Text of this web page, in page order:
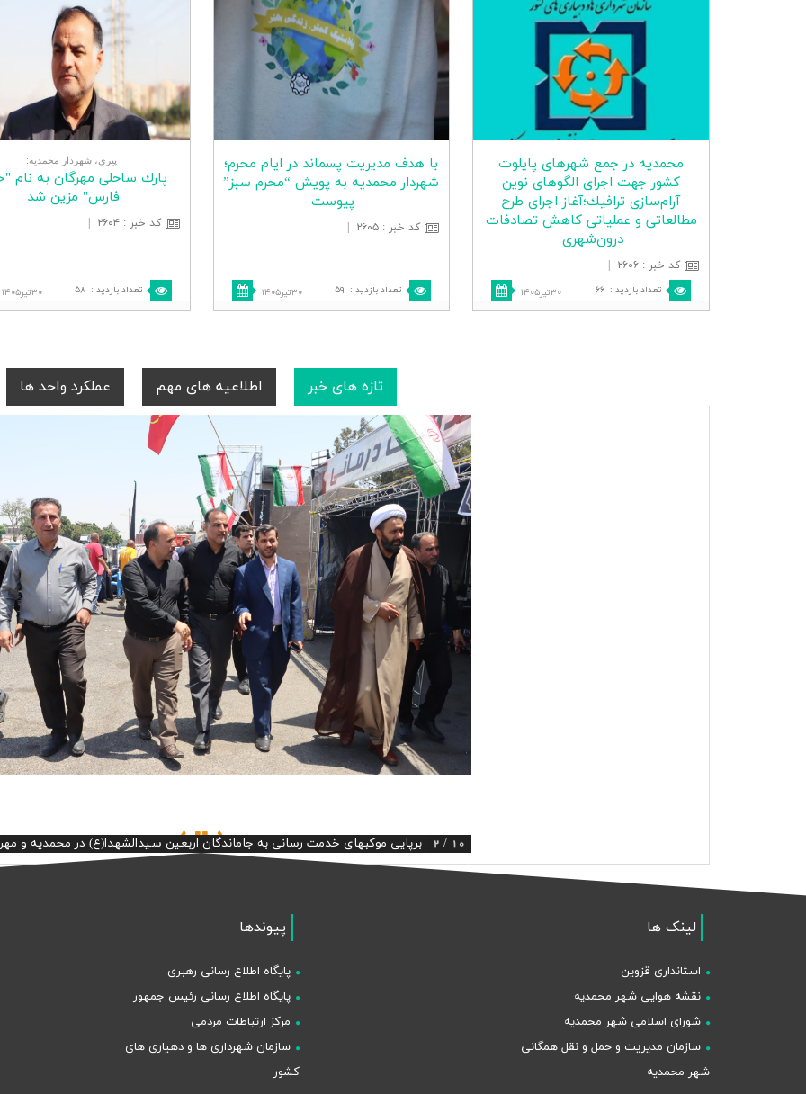
۳۰تیر۱۴۰۵ تعداد بازدید : ۶۶
محمدیه در جمع شهرهای پایلوت
كشور جهت اجرای الگوهای نوین
آرام‌سازی ترافیك؛آغاز اجرای طرح
مطالعاتی و عملیاتی كاهش تصادفات
درون‌شهری
کد خبر : ۲۶۰۶ |
۳۰تیر۱۴۰۵ تعداد بازدید: ۵۹
با هدف مدیریت پسماند در ایام محرم؛
شهردار محمدیه به پویش “محرم سبز”
پیوست
کد خبر : ۲۶۰۵ |
۳۰تیر۱۴۰۵ تعداد بازدید : ۵۸
پیری، شهردار محمدیه:
پارك ساحلی مهرگان به نام
فارس" مزین شد
کد خبر :۲۶۰۴ |
تازه های خبر اطلاعیه های مهم عملکرد واحد ها
2 / 10 برپایی موکبهای خدمت رسانی به جاماندگان اربعین سیدالشهدا(ع) در محمدیه و
لینک ها
استانداری قزوین
نقشه هوایی شهر محمدیه
شورای اسلامی شهر محمدیه
سازمان مدیریت و حمل و نقل همگانی
شهر محمدیه
پیوندها
پایگاه اطلاع رسانی رهبری
پایگاه اطلاع رسانی رئیس جمهور
مرکز ارتباطات مردمی
سازمان شهرداری ها و دهیاری های
کشور